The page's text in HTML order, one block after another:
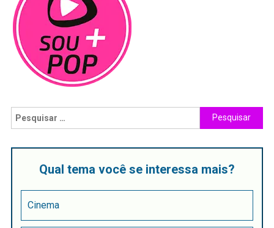
Qual tema você se interessa mais?
Cinema